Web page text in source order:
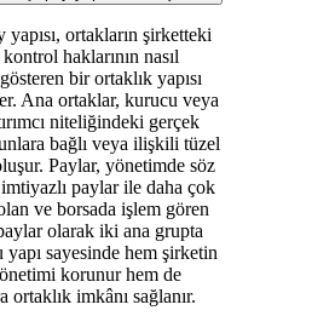
yapısı, ortakların şirketteki
haklarının nasıl
gösteren bir ortaklık yapısı
Ana ortaklar, kurucu veya
niteliğindeki gerçek
bağlı veya ilişkili tüzel
Paylar, yönetimde söz
paylar ile daha çok
ve borsada işlem gören
olarak iki ana grupta
yapı sayesinde hem şirketin
korunur hem de
ortaklık imkânı sağlanır.